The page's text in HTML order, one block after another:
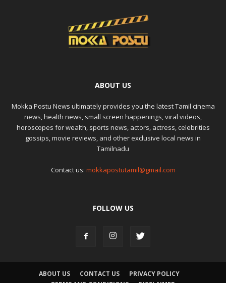
ABOUT US
Mokka Postu News ultimately provides you the latest Tamil cinema
news, health news, small screen happenings, viral videos,
horoscopes for wealth, sports news, actors, actress, celebrities
gossips, movie reviews, and other exclusive local news in
Tamilnadu
Contact us: mokkapostutamil@gmail.com
FOLLOW US
ABOUT US CONTACT US
PRIVACY POLICY